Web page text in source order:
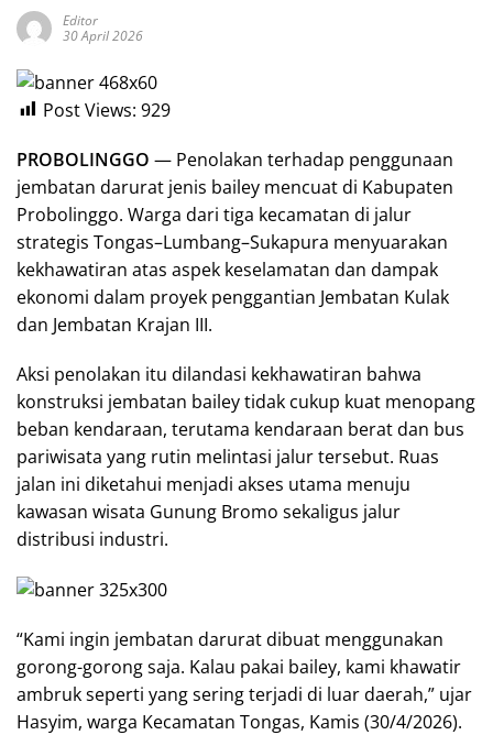
Editor
30 April 2026
Post Views: 929
PROBOLINGGO — Penolakan terhadap penggunaan
jembatan darurat jenis bailey mencuat di Kabupaten
Probolinggo. Warga dari tiga kecamatan di jalur
strategis Tongas–Lumbang–Sukapura menyuarakan
kekhawatiran atas aspek keselamatan dan dampak
ekonomi dalam proyek penggantian Jembatan Kulak
dan Jembatan Krajan III.
Aksi penolakan itu dilandasi kekhawatiran bahwa
konstruksi jembatan bailey tidak cukup kuat menopang
beban kendaraan, terutama kendaraan berat dan bus
pariwisata yang rutin melintasi jalur tersebut. Ruas
jalan ini diketahui menjadi akses utama menuju
kawasan wisata Gunung Bromo sekaligus jalur
distribusi industri.
“Kami ingin jembatan darurat dibuat menggunakan
gorong-gorong saja. Kalau pakai bailey, kami khawatir
ambruk seperti yang sering terjadi di luar daerah,” ujar
Hasyim, warga Kecamatan Tongas, Kamis (30/4/2026).